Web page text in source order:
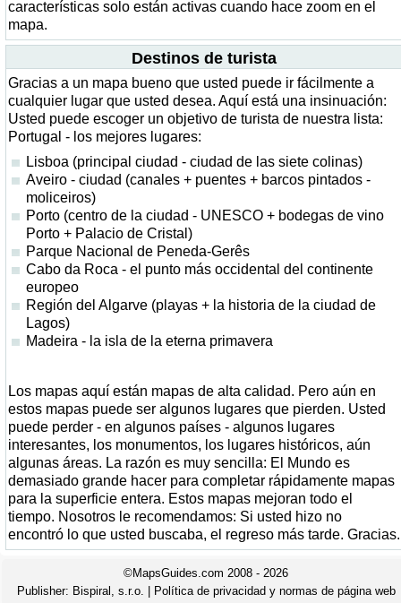
características solo están activas cuando hace zoom en el
mapa.
Destinos de turista
Gracias a un mapa bueno que usted puede ir fácilmente a
cualquier lugar que usted desea. Aquí está una insinuación:
Usted puede escoger un objetivo de turista de nuestra lista:
Portugal - los mejores lugares:
Lisboa (principal ciudad - ciudad de las siete colinas)
Aveiro - ciudad (canales + puentes + barcos pintados -
moliceiros)
Porto (centro de la ciudad - UNESCO + bodegas de vino
Porto + Palacio de Cristal)
Parque Nacional de Peneda-Gerês
Cabo da Roca - el punto más occidental del continente
europeo
Región del Algarve (playas + la historia de la ciudad de
Lagos)
Madeira - la isla de la eterna primavera
Los mapas aquí están mapas de alta calidad. Pero aún en
estos mapas puede ser algunos lugares que pierden. Usted
puede perder - en algunos países - algunos lugares
interesantes, los monumentos, los lugares históricos, aún
algunas áreas. La razón es muy sencilla: El Mundo es
demasiado grande hacer para completar rápidamente mapas
para la superficie entera. Estos mapas mejoran todo el
tiempo. Nosotros le recomendamos: Si usted hizo no
encontró lo que usted buscaba, el regreso más tarde. Gracias.
©MapsGuides.com 2008 - 2026
Publisher: Bispiral, s.r.o. Política de privacidad y normas de página web